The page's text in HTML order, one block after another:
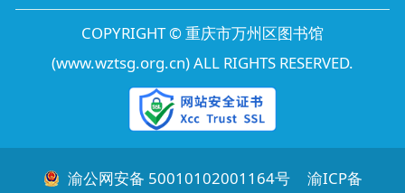
COPYRIGHT © 重庆市万州区图书馆
(www.wztsg.org.cn) ALL RIGHTS RESERVED.
渝公网安备 50010102001164号 渝ICP备